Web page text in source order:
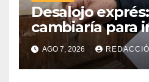
Desalojo
cambiaría para
dueños con el
tuvo media
Cámara alta
AGO 7, 2026